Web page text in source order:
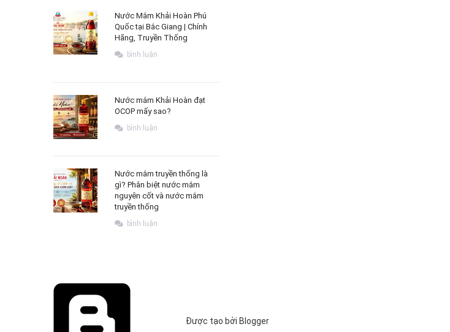
Nước Mắm Khải Hoàn Phú
Quốc tại Bắc Giang | Chính
Hãng, Truyền Thống
bình luận
Nước mắm Khải Hoàn đạt
OCOP mấy sao?
bình luận
Nước mắm truyền thống là
gì? Phân biệt nước mắm
nguyên cốt và nước mắm
truyền thống
bình luận
Được tạo bởi Blogger